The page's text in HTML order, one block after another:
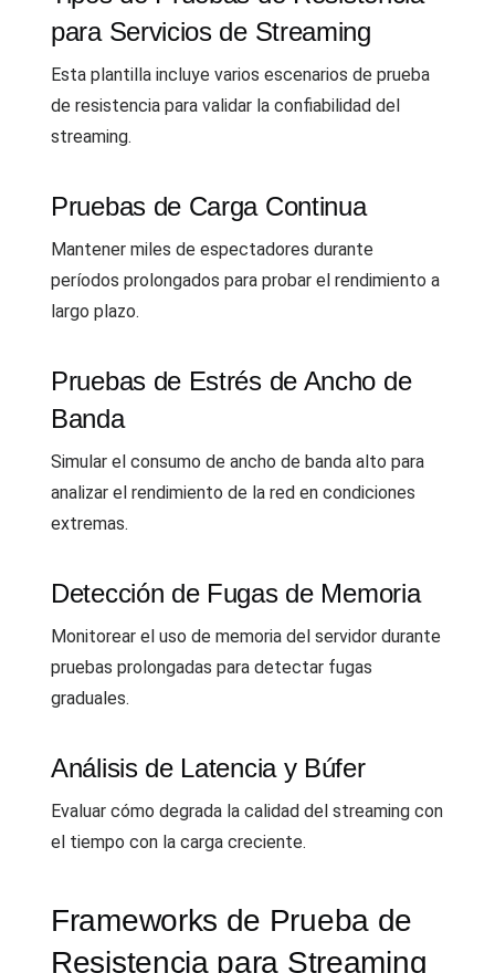
para Servicios de Streaming
Esta plantilla incluye varios escenarios de prueba
de resistencia para validar la confiabilidad del
streaming.
Pruebas de Carga Continua
Mantener miles de espectadores durante
períodos prolongados para probar el rendimiento a
largo plazo.
Pruebas de Estrés de Ancho de
Banda
Simular el consumo de ancho de banda alto para
analizar el rendimiento de la red en condiciones
extremas.
Detección de Fugas de Memoria
Monitorear el uso de memoria del servidor durante
pruebas prolongadas para detectar fugas
graduales.
Análisis de Latencia y Búfer
Evaluar cómo degrada la calidad del streaming con
el tiempo con la carga creciente.
Frameworks de Prueba de
Resistencia para Streaming